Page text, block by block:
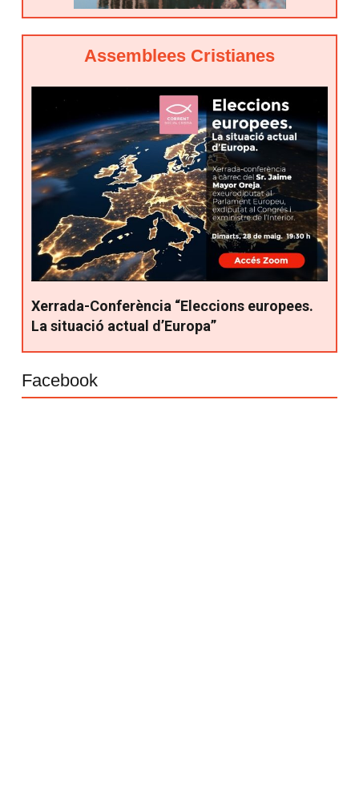
Assemblees Cristianes
Xerrada-Conferència “Eleccions europees.
La situació actual d’Europa”
Facebook